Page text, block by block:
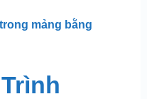
mảng bằng